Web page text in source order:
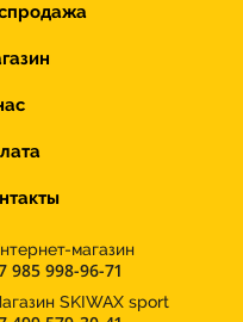
магазин
985 998-96-71
SKIWAX sport